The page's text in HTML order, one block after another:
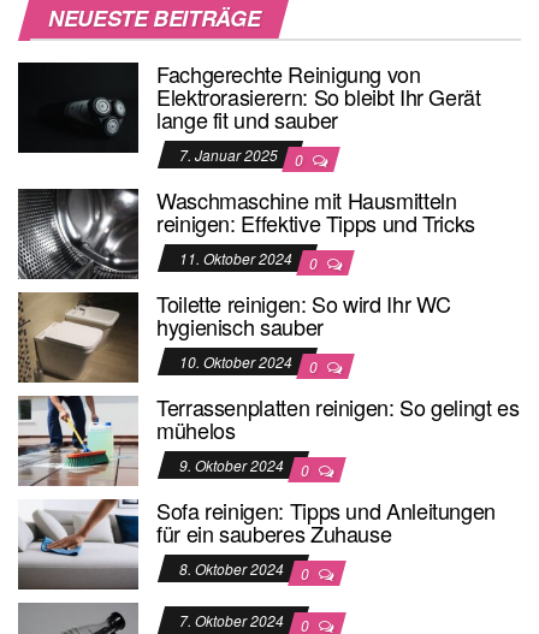
NEUESTE BEITRÄGE
Fachgerechte Reinigung von
Elektrorasierern: So bleibt Ihr Gerät
lange fit und sauber
7. Januar 2025 0
Waschmaschine mit Hausmitteln
reinigen: Effektive Tipps und Tricks
11. Oktober 2024 0
Toilette reinigen: So wird Ihr WC
hygienisch sauber
10. Oktober 2024 0
Terrassenplatten reinigen: So gelingt es
mühelos
9. Oktober 2024 0
Sofa reinigen: Tipps und Anleitungen
für ein sauberes Zuhause
8. Oktober 2024 0
7. Oktober 2024 0